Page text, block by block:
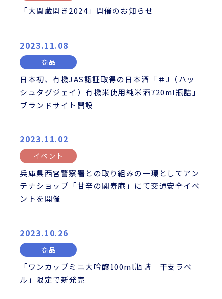
「大関蔵開き2024」開催のお知らせ
2023.11.08
商品
日本初、有機JAS認証取得の日本酒「＃J（ハッ
シュタグジェイ）有機米使用純米酒720ml瓶詰」
ブランドサイト開設
2023.11.02
イベント
兵庫県西宮警察署との取り組みの一環としてアン
テナショップ「甘辛の関寿庵」にて交通安全イベ
ントを開催
2023.10.26
商品
「ワンカップミニ大吟醸100ml瓶詰 干支ラベ
ル」限定で新発売